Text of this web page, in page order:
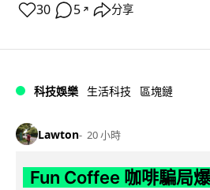
30 5 ↗ 分享
科技娛樂 生活科技 區塊鏈
Lawton 20 小時
Fun Coffee 咖啡騙局